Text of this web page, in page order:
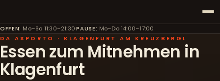
OFFEN: Mo–So 11:30–21:30·PAUSE: Mo–Do 14:00–17:00
DA ASPORTO · KLAGENFURT AM KREUZBERGL
Essen zum Mitnehmen in
Klagenfurt